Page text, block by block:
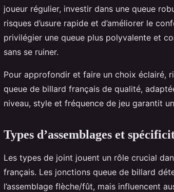
joueur régulier, investir dans une queue
risques d’usure rapide et d’améliorer le
privilégier une queue plus polyvalente et
sans se ruiner.
Pour approfondir et faire un choix éclairé,
queue de billard français de qualité,
niveau, style et fréquence de jeu garantit
Types d’assemblages et
Les types de joint jouent un rôle crucial
français. Les jonctions queue de billard
l’assemblage flèche/fût, mais influencent